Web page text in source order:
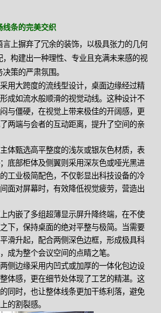
线条的完美交织
上摒弃了冗余的装饰，以极具张力的几何
构建出一种理性、专业且充满未来感的视
策的严肃氛围。
用大跨度的流线型设计，桌面边缘经过精
成如流水般顺滑的视觉动线。这种设计不
与僵硬，在视觉上带来极佳的开阔感，更
两端与会者的互动距离，提升了空间的亲
体甄选高平整度的浅灰或银灰色材质，表
底部柜体及侧翼则采用深灰色或哑光黑进
工业极简配色，不仅彰显出科技设备的冷
面对屏幕时，有效降低视觉疲劳，营造出
内嵌了多组超薄显示屏升降终端，在不使
下，保持桌面的绝对平整与极简。当需要
滑升起，配合两侧深色边框，形成极具科
成为整个会议空间的点睛之笔。
侧边缘采用内凹式或加厚的一体化包边设
体感，更在细节处体现了工艺的精湛。这
同时，也让整体线条更加干练利落，避免
的割裂感。